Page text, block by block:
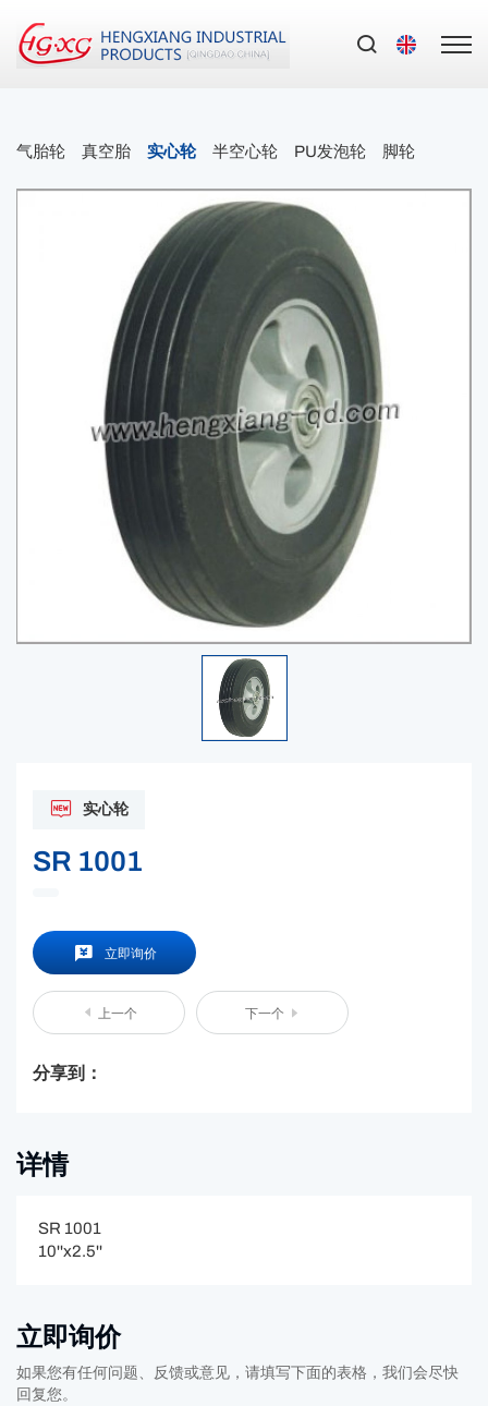
气胎轮 真空胎 实心轮 半空心轮 PU发泡轮 脚轮
实心轮
SR 1001
立即询价
上一个 下一个
分享到：
详情
SR 1001
10''x2.5''
立即询价
如果您有任何问题、反馈或意见，请填写下面的表格，我们会尽快
回复您。